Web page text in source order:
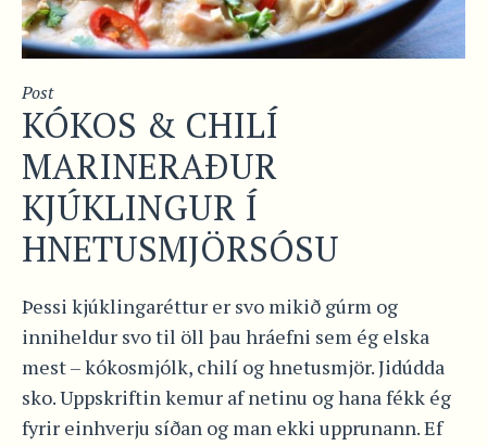
Post
KÓKOS & CHILÍ
MARINERAÐUR
KJÚKLINGUR Í
HNETUSMJÖRSÓSU
Þessi kjúklingaréttur er svo mikið gúrm og
inniheldur svo til öll þau hráefni sem ég elska
mest – kókosmjólk, chilí og hnetusmjör. Jidúdda
sko. Uppskriftin kemur af netinu og hana fékk ég
fyrir einhverju síðan og man ekki upprunann. Ef